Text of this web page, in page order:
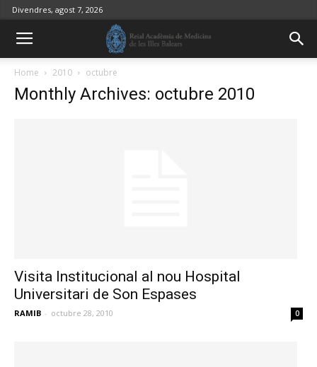
Divendres, agost 7, 2026
Home 2010 octubre
Monthly Archives: octubre 2010
Visita Institucional al nou Hospital
Universitari de Son Espases
RAMIB - octubre 28, 2010 0